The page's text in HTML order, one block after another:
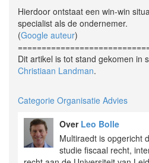
Hierdoor ontstaat een win-win
specialist als de ondernemer.
(Google auteur)
Dit artikel is tot stand gekomen in
Christiaan Landman.
Categorie Organisatie Advies
Over Leo Bolle
Multiraedt is opgericht
studie fiscaal recht,